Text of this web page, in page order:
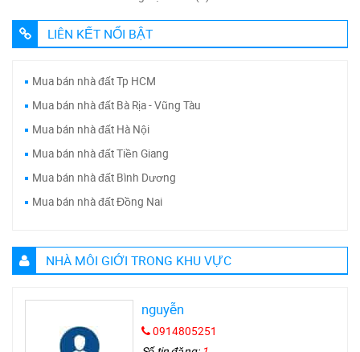
LIÊN KẾT NỔI BẬT
Mua bán nhà đất Tp HCM
Mua bán nhà đất Bà Rịa - Vũng Tàu
Mua bán nhà đất Hà Nội
Mua bán nhà đất Tiền Giang
Mua bán nhà đất Bình Dương
Mua bán nhà đất Đồng Nai
NHÀ MÔI GIỚI TRONG KHU VỰC
nguyễn
0914805251